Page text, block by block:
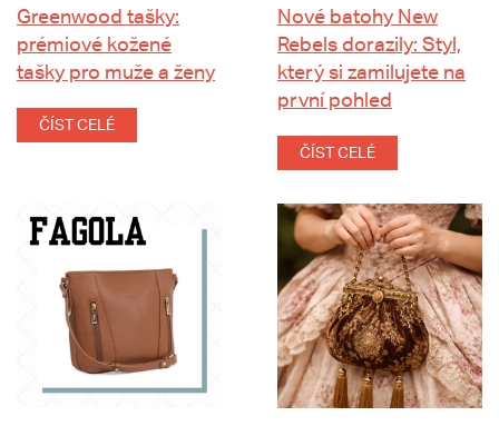
Greenwood tašky:
prémiové kožené
tašky pro muže a ženy
ČÍST CELÉ
Nové batohy New
Rebels dorazily: Styl,
který si zamilujete na
první pohled
ČÍST CELÉ